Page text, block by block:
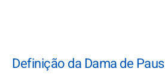
Definição da Dama de Paus